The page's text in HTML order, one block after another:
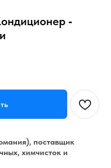
‑
поставщик
химчисток и